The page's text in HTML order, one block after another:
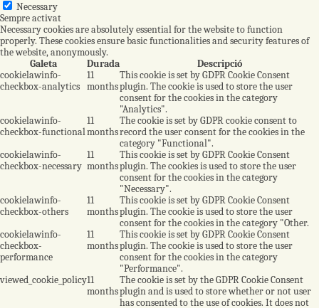
Necessary
Sempre activat
Necessary cookies are absolutely essential for the website to function
properly. These cookies ensure basic functionalities and security features of
the website, anonymously.
Galeta
Durada
Descripció
cookielawinfo-
checkbox-analytics
11
months
This cookie is set by GDPR Cookie Consent
plugin. The cookie is used to store the user
consent for the cookies in the category
"Analytics".
cookielawinfo-
checkbox-functional
11
months
The cookie is set by GDPR cookie consent to
record the user consent for the cookies in the
category "Functional".
cookielawinfo-
checkbox-necessary
11
months
This cookie is set by GDPR Cookie Consent
plugin. The cookies is used to store the user
consent for the cookies in the category
"Necessary".
cookielawinfo-
checkbox-others
11
months
This cookie is set by GDPR Cookie Consent
plugin. The cookie is used to store the user
consent for the cookies in the category "Other.
cookielawinfo-
checkbox-
performance
11
months
This cookie is set by GDPR Cookie Consent
plugin. The cookie is used to store the user
consent for the cookies in the category
"Performance".
viewed_cookie_policy11
months
The cookie is set by the GDPR Cookie Consent
plugin and is used to store whether or not user
has consented to the use of cookies. It does not